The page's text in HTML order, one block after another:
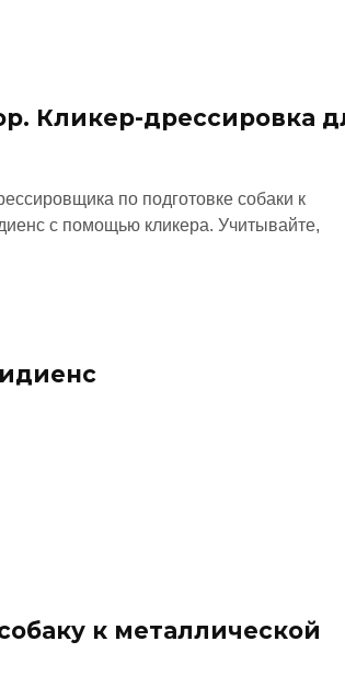
Кликер-дрессировка
по подготовке собаки к
с помощью кликера. Учитывайте,
к металлической